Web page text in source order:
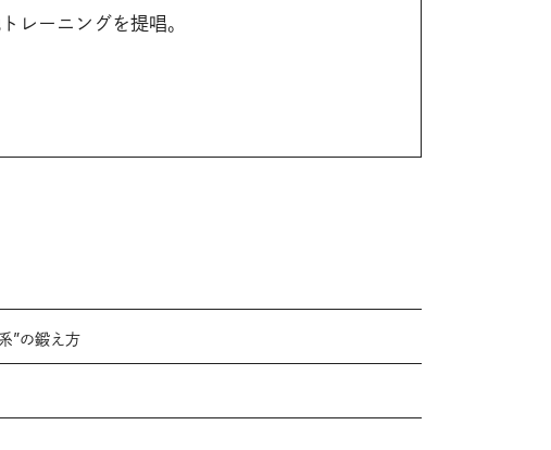
レーニングを提唱。
”の鍛え方